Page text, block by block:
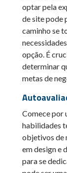
optar pela
de site pode
caminho se
opção. É
determinar
metas de
Comece por
habilidades
objetivos de
em design e
para se